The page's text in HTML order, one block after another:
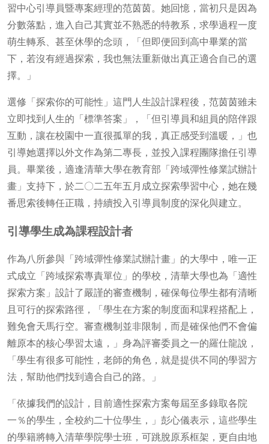
習中心引導員暨專案經理的范茵茵。她回憶，當初只是因為
分數落點，進入自己其實並不熟悉的特教系，求學過程一度
萌生轉系、甚至休學的念頭，「但即便回到高中畢業的當
下，若沒有經過探索，我也無法重新做出真正適合自己的選
擇。」
選修「探索你的可能性」這門人生設計課程後，范茵茵雖未
立即找到人生的「標準答案」，「但引導員和組員的陪伴跟
互動，讓在校園中一直很孤單的我，真正感受到溫暖，」也
引導她選擇以外文作為第二專長，並投入課程團隊擔任引導
員。畢業後，適逢清華大學在教育部「跨域彈性修業試辦計
畫」支持下，於二〇二五年五月成立探索學習中心，她在幾
番思索後轉任正職，持續投入引導員制度的深化與建立。
引導學生成為課程設計者
作為八所參與「跨域彈性修業試辦計畫」的大學中，唯一正
式成立「跨域探索專責單位」的學校，清華大學也為「適性
探索方案」設計了嚴謹的審查機制，確保每位學生都有清晰
且可行的探索路徑，「學生在方案的制度面和課程搭配上，
難免會天馬行空。審查機制並非限制，而是確保他們不會偏
離原本的核心學習太遠，」身為評審委員之一的羅仕龍說，
「學生有很多可能性，老師的角色，就是提供不同的學習方
法，幫助他們找到適合自己的路。」
「依據我們的設計，目前適性探索方案每屆至多錄取各院
一％的學生，全校約二十位學生，」彭心儀表示，這些學生
的學籍將轉入清華學院學士班，可跳脫原系框架，更自由地